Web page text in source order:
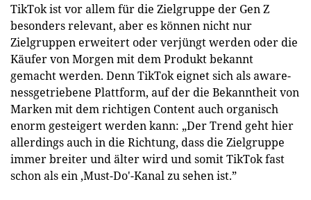
TikTok ist vor allem für die Zielgruppe der Gen Z
besonders relevant, aber es können nicht nur
Zielgruppen erweitert oder verjüngt werden oder die
Käufer von Morgen mit dem Produkt bekannt
gemacht werden. Denn TikTok eignet sich als aware-
nessgetriebene Plattform, auf der die Bekanntheit von
Marken mit dem richtigen Content auch organisch
enorm gesteigert werden kann: „Der Trend geht hier
allerdings auch in die Richtung, dass die Zielgruppe
immer breiter und älter wird und somit TikTok fast
schon als ein ‚Must-Do'-Kanal zu sehen ist.”